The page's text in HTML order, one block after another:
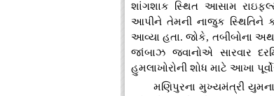
શાંગશાક સ્થિત આસામ
આપીને તેમની નાજુક સ્થિતિને
આવ્યા હતા. જોકે, તબીબોના
જાંબાઝ જવાનોએ સારવાર
હુમલાખોરોની શોધ માટે આખા
મણિપુરના મુખ્યમંત્રી